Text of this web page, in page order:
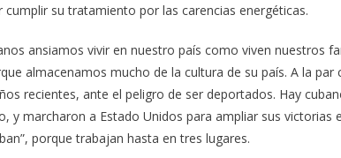
su tratamiento por las carencias energéticas.
ansiamos vivir en nuestro país como viven nuestros
almacenamos mucho de la cultura de su país. A la
recientes, ante el peligro de ser deportados. Hay
y marcharon a Estado Unidos para ampliar sus victorias
porque trabajan hasta en tres lugares.